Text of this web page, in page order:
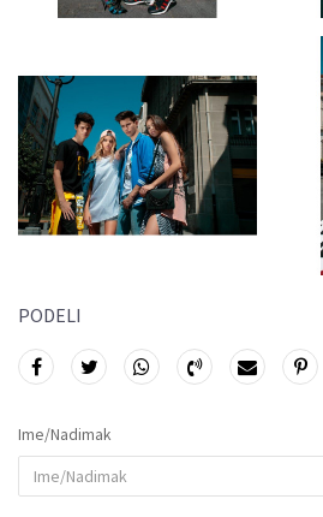
PODELI
Ime/Nadimak